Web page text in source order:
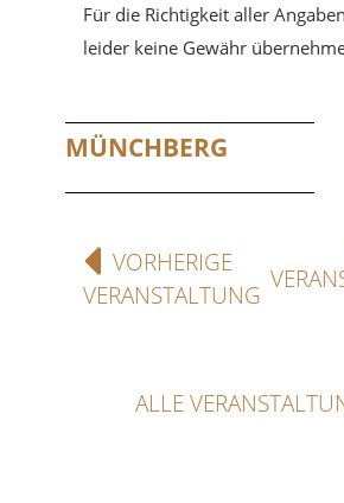
Für die Richtigkeit aller
leider keine Gewähr
MÜNCHBERG
VORHERIGE
VERANSTALTUNG
ALLE